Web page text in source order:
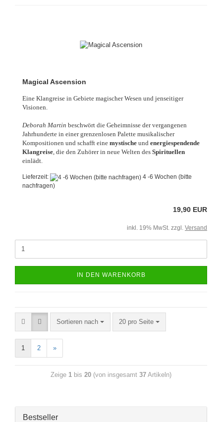
Magical Ascension
Eine Klangreise in Gebiete magischer Wesen und jenseitiger
Visionen.
Deborah Martin beschwört die Geheimnisse der vergangenen
Jahrhunderte in einer grenzenlosen Palette musikalischer
Kompositionen und schafft eine mystische und energiespendende
Klangreise, die den Zuhörer in neue Welten des Spirituellen
einlädt.
Lieferzeit:
4 -6 Wochen (bitte
nachfragen)
19,90 EUR
inkl. 19% MwSt. zzgl. Versand
IN DEN WARENKORB
Sortieren nach 20 pro Seite
1 2 »
Zeige 1 bis 20 (von insgesamt 37 Artikeln)
Bestseller